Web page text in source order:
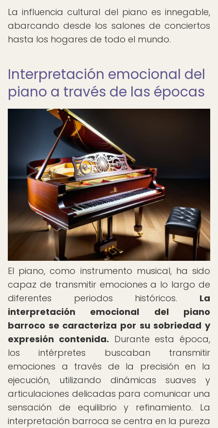
La influencia cultural del piano es innegable,
abarcando desde los salones de conciertos
hasta los hogares de todo el mundo.
Interpretación emocional del
piano a través de las épocas
El piano, como instrumento musical, ha sido
capaz de transmitir emociones a lo largo de
diferentes periodos históricos. La
interpretación emocional del piano
barroco se caracteriza por su sobriedad y
expresión contenida. Durante esta época,
los intérpretes buscaban transmitir
emociones a través de la precisión en la
ejecución, utilizando dinámicas suaves y
articulaciones delicadas para comunicar una
sensación de equilibrio y refinamiento. La
interpretación barroca se centra en la pureza